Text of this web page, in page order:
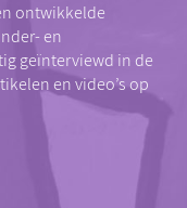
ontwikkelde
en
geïnterviewd in de
en video’s op